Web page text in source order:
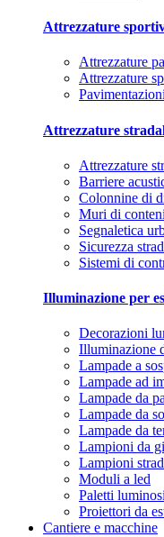
Attrezzature
Attrezzature
Attrezzature
Attrezzature
Attrezzature
Barriere
Colonnine di
Muri di
Segnaletica
Sicurezza
Sistemi di
Illuminazione per
Decorazioni
Illuminazione
Lampade a
Lampade ad
Lampade da
Lampade da
Lampade da
Lampioni da
Lampioni
Moduli a led
Paletti luminosi
Proiettori da
Cantiere e macchine